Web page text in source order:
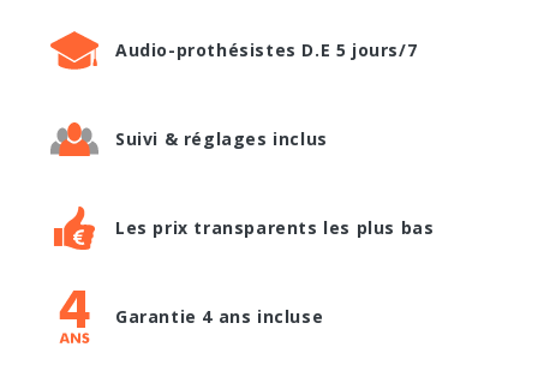
Audio-prothésistes D.E 5 jours/7
Suivi & réglages inclus
Les prix transparents les plus bas
Garantie 4 ans incluse